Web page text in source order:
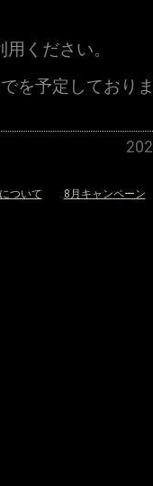
ください。
を予定しており
ついて 8月キャンペーン